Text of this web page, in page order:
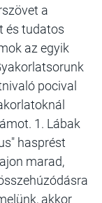
a
és tudatos
az egyik
pocival
1. Lábak
hasprést
marad,
akkor